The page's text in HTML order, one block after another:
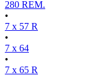
280 REM.
•
7 x 57 R
•
7 x 64
•
7 x 65 R